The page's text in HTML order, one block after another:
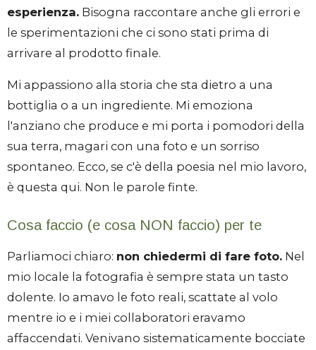
esperienza. Bisogna raccontare anche gli errori e
le sperimentazioni che ci sono stati prima di
arrivare al prodotto finale.
Mi appassiono alla storia che sta dietro a una
bottiglia o a un ingrediente. Mi emoziona
l'anziano che produce e mi porta i pomodori della
sua terra, magari con una foto e un sorriso
spontaneo. Ecco, se c'è della poesia nel mio lavoro,
è questa qui. Non le parole finte.
Cosa faccio (e cosa NON faccio) per te
Parliamoci chiaro: non chiedermi di fare foto. Nel
mio locale la fotografia è sempre stata un tasto
dolente. Io amavo le foto reali, scattate al volo
mentre io e i miei collaboratori eravamo
affaccendati. Venivano sistematicamente bocciate